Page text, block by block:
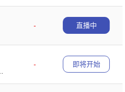
-
直播中
-
即将开始